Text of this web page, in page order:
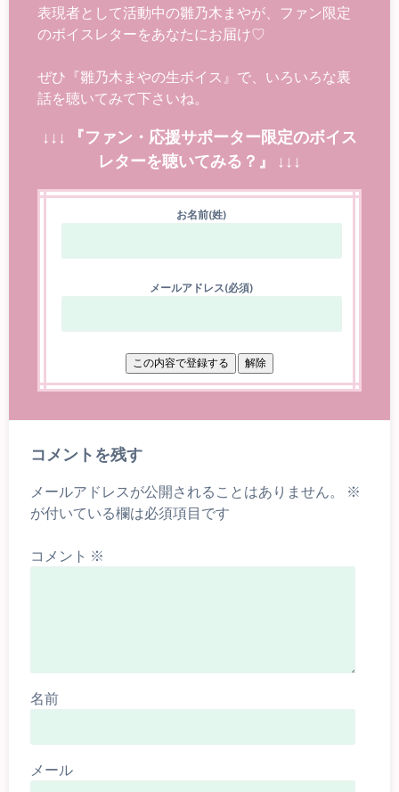
表現者として活動中の雛乃木まやが、ファン限定
のボイスレターをあなたにお届け♡
ぜひ『雛乃木まやの生ボイス』で、いろいろな裏
話を聴いてみて下さいね。
↓↓↓ 『ファン・応援サポーター限定のボイス
レターを聴いてみる？』 ↓↓↓
お名前(姓)
メールアドレス(必須)
コメントを残す
メールアドレスが公開されることはありません。
※
が付いている欄は必須項目です
コメント ※
名前
メール